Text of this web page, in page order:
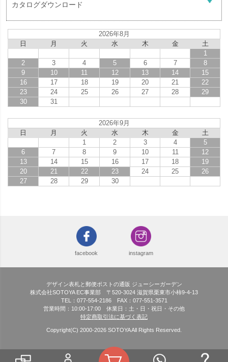
カタログダウンロード
2026年8月
日
月 火 水 木 金
土
1
2
3 4 5 6 7
8
9
10 11 12 13 14
15
16
17 18 19 20 21
22
23
24 25 26 27 28
29
30
31
2026年9月
日
月 火 水 木 金
土
1
2 3 4
5
6
7 8 9 10 11
12
13
14 15 16 17 18
19
20
21 22 23 24 25
26
27
28 29 30
facebook instagram
デザイン表札と郵便ポストの通販 ジューシーガーデン
株式会社SOTOYA EC事業部 〒520-3024 滋賀県栗東市小柿9-4-13
TEL：077-554-2186 FAX：077-551-3571
営業時間：10:00-17:00 休業日：土・日・祝日・その他
特定商取引法に基づく表記
Copyright(C) 2000-2026 SOTOYA All Rights Reserved.